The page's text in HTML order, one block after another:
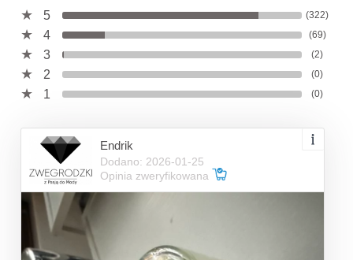
5
(322)
4 (69)
3 (2)
2 (0)
1 (0)
Endrik
Dodano: 2026-01-25
Opinia zweryfikowana